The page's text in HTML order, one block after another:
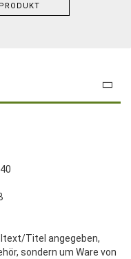
Titel angegeben,
sondern um Ware von